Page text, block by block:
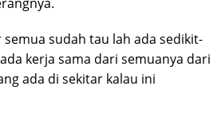
sudah tau lah ada sedikit-
kerja sama dari semuanya dari
ada di sekitar kalau ini